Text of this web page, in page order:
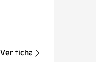
Ver ficha